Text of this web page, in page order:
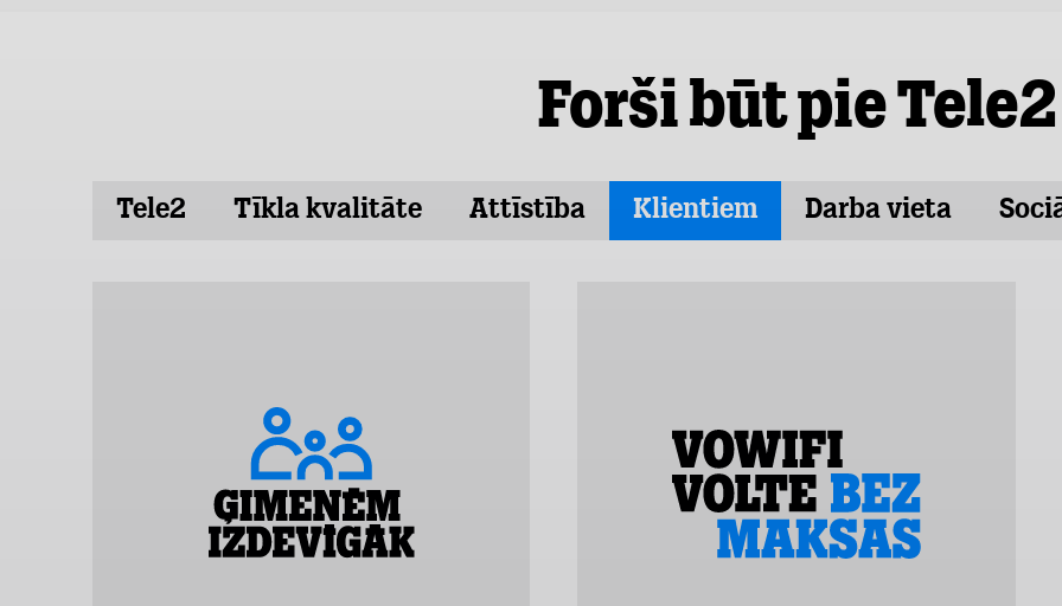
Forši būt pie Tele2
Tele2 Tīkla kvalitāte Attīstība Klientiem Darba vieta